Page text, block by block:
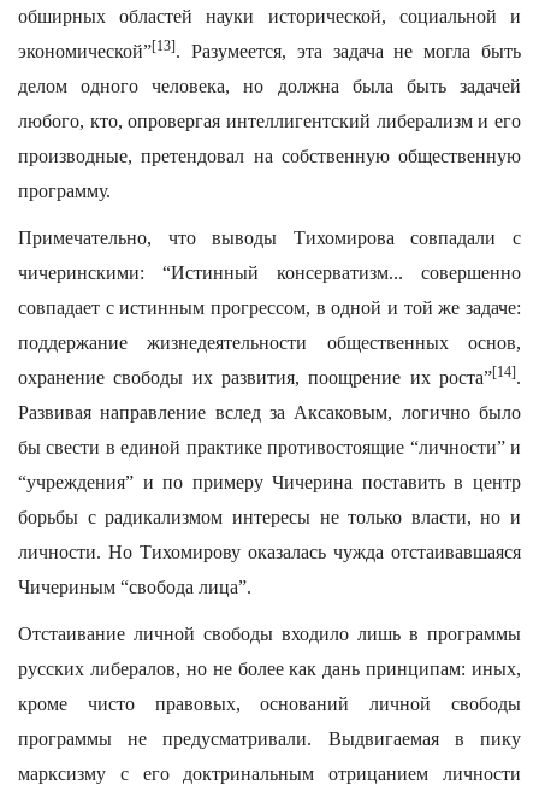
обширных областей науки исторической, социальной и
экономической”[13]. Разумеется, эта задача не могла быть
делом одного человека, но должна была быть задачей
любого, кто, опровергая интеллигентский либерализм и его
производные, претендовал на собственную общественную
программу.
Примечательно, что выводы Тихомирова совпадали с
чичеринскими: “Истинный консерватизм... совершенно
совпадает с истинным прогрессом, в одной и той же задаче:
поддержание жизнедеятельности общественных основ,
охранение свободы их развития, поощрение их роста”[14].
Развивая направление вслед за Аксаковым, логично было
бы свести в единой практике противостоящие “личности” и
“учреждения” и по примеру Чичерина поставить в центр
борьбы с радикализмом интересы не только власти, но и
личности. Но Тихомирову оказалась чужда отстаивавшаяся
Чичериным “свобода лица”.
Отстаивание личной свободы входило лишь в программы
русских либералов, но не более как дань принципам: иных,
кроме чисто правовых, оснований личной свободы
программы не предусматривали. Выдвигаемая в пику
марксизму с его доктринальным отрицанием личности